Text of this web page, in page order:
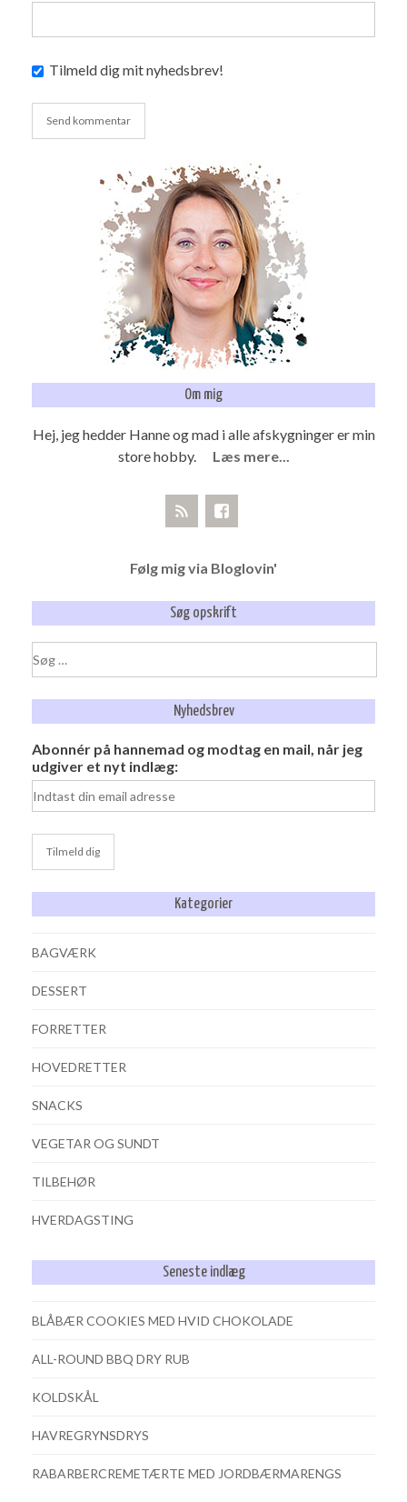
Tilmeld dig mit nyhedsbrev!
Om mig
Hej, jeg hedder Hanne og mad i alle afskygninger er min
store hobby. Læs mere...
Følg mig via Bloglovin'
Søg opskrift
efter:
Nyhedsbrev
Abonnér på hannemad og modtag en mail, når jeg
udgiver et nyt indlæg:
Kategorier
BAGVÆRK
DESSERT
FORRETTER
HOVEDRETTER
SNACKS
VEGETAR OG SUNDT
TILBEHØR
HVERDAGSTING
Seneste indlæg
BLÅBÆR COOKIES MED HVID CHOKOLADE
ALL-ROUND BBQ DRY RUB
KOLDSKÅL
HAVREGRYNSDRYS
RABARBERCREMETÆRTE MED JORDBÆRMARENGS